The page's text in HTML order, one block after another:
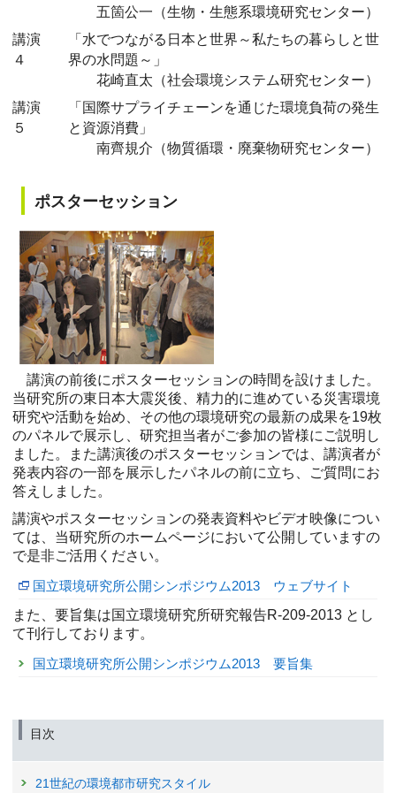
五箇公一（生物・生態系環境研究センター）
講演
４
「水でつながる日本と世界～私たちの暮らしと世
界の水問題～」
花崎直太（社会環境システム研究センター）
講演
５
「国際サプライチェーンを通じた環境負荷の発生
と資源消費」
南齊規介（物質循環・廃棄物研究センター）
ポスターセッション
講演の前後にポスターセッションの時間を設けました。
当研究所の東日本大震災後、精力的に進めている災害環境
研究や活動を始め、その他の環境研究の最新の成果を19枚
のパネルで展示し、研究担当者がご参加の皆様にご説明し
ました。また講演後のポスターセッションでは、講演者が
発表内容の一部を展示したパネルの前に立ち、ご質問にお
答えしました。
講演やポスターセッションの発表資料やビデオ映像につい
ては、当研究所のホームページにおいて公開していますの
で是非ご活用ください。
国立環境研究所公開シンポジウム2013 ウェブサイト
また、要旨集は国立環境研究所研究報告R-209-2013 とし
て刊行しております。
国立環境研究所公開シンポジウム2013 要旨集
目次
21世紀の環境都市研究スタイル